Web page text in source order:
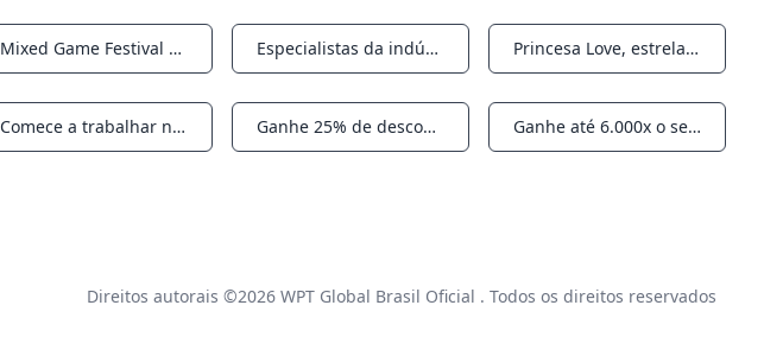
Notifications Mixed Game Festival VII em Las Vegas este mês para premiar pacote NAPT Notifications Especialistas da indústria: gerente e revendedor do WPT at Sea, Jason Gargac, vivendo o sonho Notifications Princesa Love, estrela de reality shows, vence o Celebrity Poker Tour Invitational II em Las Vegas
Notifications Comece a trabalhar nas tabelas de classificação do WPT Global Weekly Tournament Notifications Ganhe 25% de desconto no pacote WPT Voyage através da promoção relâmpago do Dia dos Namorados Notifications Ganhe até 6.000x o seu buy-in jogando Global Spins no WPT Global
Direitos autorais ©2026 WPT Global Brasil Oficial . Todos os direitos reservados